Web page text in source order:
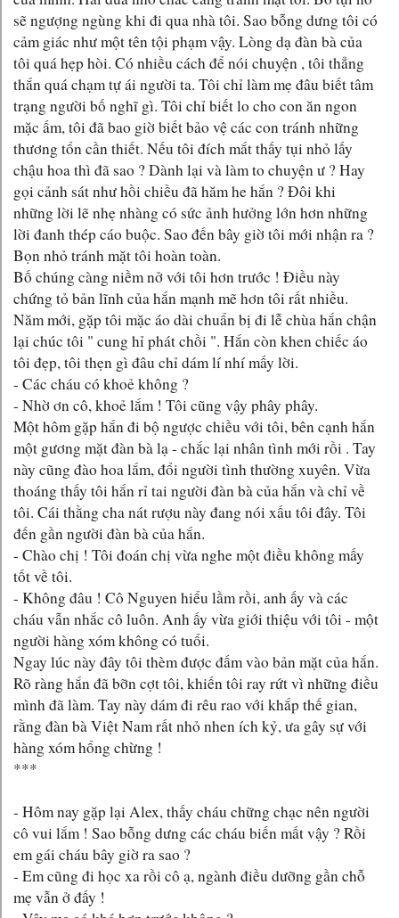
sẽ ngượng ngùng khi đi qua nhà tôi. Sao bỗng dưng tôi có
cảm giác như một tên tội phạm vậy. Lòng dạ đàn bà của
tôi quá hẹp hòi. Có nhiều cách để nói chuyện , tôi thẳng
thắn quá chạm tự ái người ta. Tôi chỉ làm mẹ đâu biết tâm
trạng người bố nghĩ gì. Tôi chỉ biết lo cho con ăn ngon
mặc ấm, tôi đã bao giờ biết bảo vệ các con tránh những
thương tổn cần thiết. Nếu tôi đích mắt thấy tụi nhỏ lấy
chậu hoa thì đã sao ? Dành lại và làm to chuyện ư ? Hay
gọi cảnh sát như hồi chiều đã hăm he hắn ? Đôi khi
những lời lẽ nhẹ nhàng có sức ảnh hưởng lớn hơn những
lời đanh thép cáo buộc. Sao đến bây giờ tôi mới nhận ra ?
Bọn nhỏ tránh mặt tôi hoàn toàn.
Bố chúng càng niềm nở với tôi hơn trước ! Điều này
chứng tỏ bản lĩnh của hắn mạnh mẽ hơn tôi rất nhiều.
Năm mới, gặp tôi mặc áo dài chuẩn bị đi lễ chùa hắn chận
lại chúc tôi " cung hỉ phát chồi ". Hắn còn khen chiếc áo
tôi đẹp, tôi thẹn gì đâu chỉ dám lí nhí mấy lời.
- Các cháu có khoẻ không ?
- Nhờ ơn cô, khoẻ lắm ! Tôi cũng vậy phây phây.
Một hôm gặp hắn đi bộ ngược chiều với tôi, bên cạnh hắn
một gương mặt đàn bà lạ - chắc lại nhân tình mới rồi . Tay
này cũng đào hoa lắm, đổi người tình thường xuyên. Vừa
thoáng thấy tôi hắn rỉ tai người đàn bà của hắn và chỉ về
tôi. Cái thằng cha nát rượu này đang nói xấu tôi đây. Tôi
đến gần người đàn bà của hắn.
- Chào chị ! Tôi đoán chị vừa nghe một điều không mấy
tốt về tôi.
- Không đâu ! Cô Nguyen hiểu lầm rồi, anh ấy và các
cháu vẫn nhắc cô luôn. Anh ấy vừa giới thiệu với tôi - một
người hàng xóm không có tuổi.
Ngay lúc này đây tôi thèm được đấm vào bản mặt của hắn.
Rõ ràng hắn đã bỡn cợt tôi, khiến tôi ray rứt vì những điều
mình đã làm. Tay này dám đi rêu rao với khắp thế gian,
rằng đàn bà Việt Nam rất nhỏ nhen ích kỷ, ưa gây sự với
hàng xóm hổng chừng !
***
- Hôm nay gặp lại Alex, thấy cháu chững chạc nên người
cô vui lắm ! Sao bỗng dưng các cháu biến mất vậy ? Rồi
em gái cháu bây giờ ra sao ?
- Em cũng đi học xa rồi cô ạ, ngành điều dưỡng gần chỗ
mẹ vẫn ở đấy !